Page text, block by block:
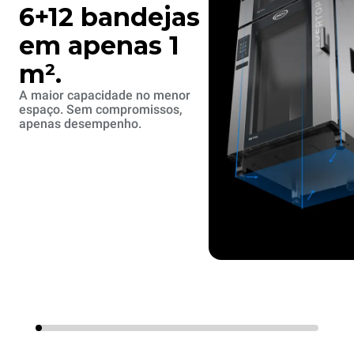
6+12 bandejas
em apenas 1
m².
A maior capacidade no menor
espaço. Sem compromissos,
apenas desempenho.